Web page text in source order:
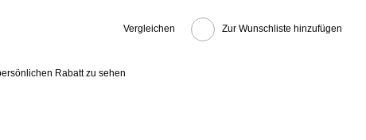
Vergleichen Zur Wunschliste hinzufügen
Rabatt zu sehen